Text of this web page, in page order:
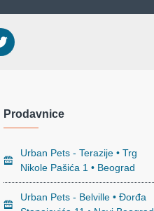
Prodavnice
Urban Pets - Terazije • Trg
Nikole Pašića 1 • Beograd
Urban Pets - Belville • Đorđa